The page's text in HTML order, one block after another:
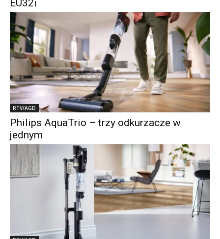
EU32i
RTV/AGD
Philips AquaTrio – trzy odkurzacze w
jednym